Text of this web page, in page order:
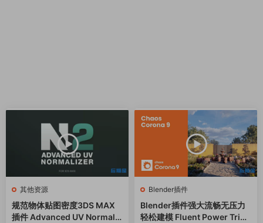
其他资源
规范物体贴图密度3DS MAX
插件 Advanced UV Normaliz
Blender插件
Blender插件强大流畅无压力
轻松建模 Fluent Power Trip